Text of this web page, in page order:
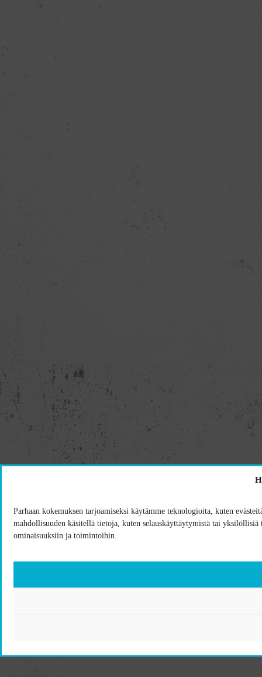
Parhaan kokemuksen tarjoamiseksi käytämme teknologioita, kuten
mahdollisuuden käsitellä tietoja, kuten selauskäyttäytymistä tai
ominaisuuksiin ja toimintoihin.